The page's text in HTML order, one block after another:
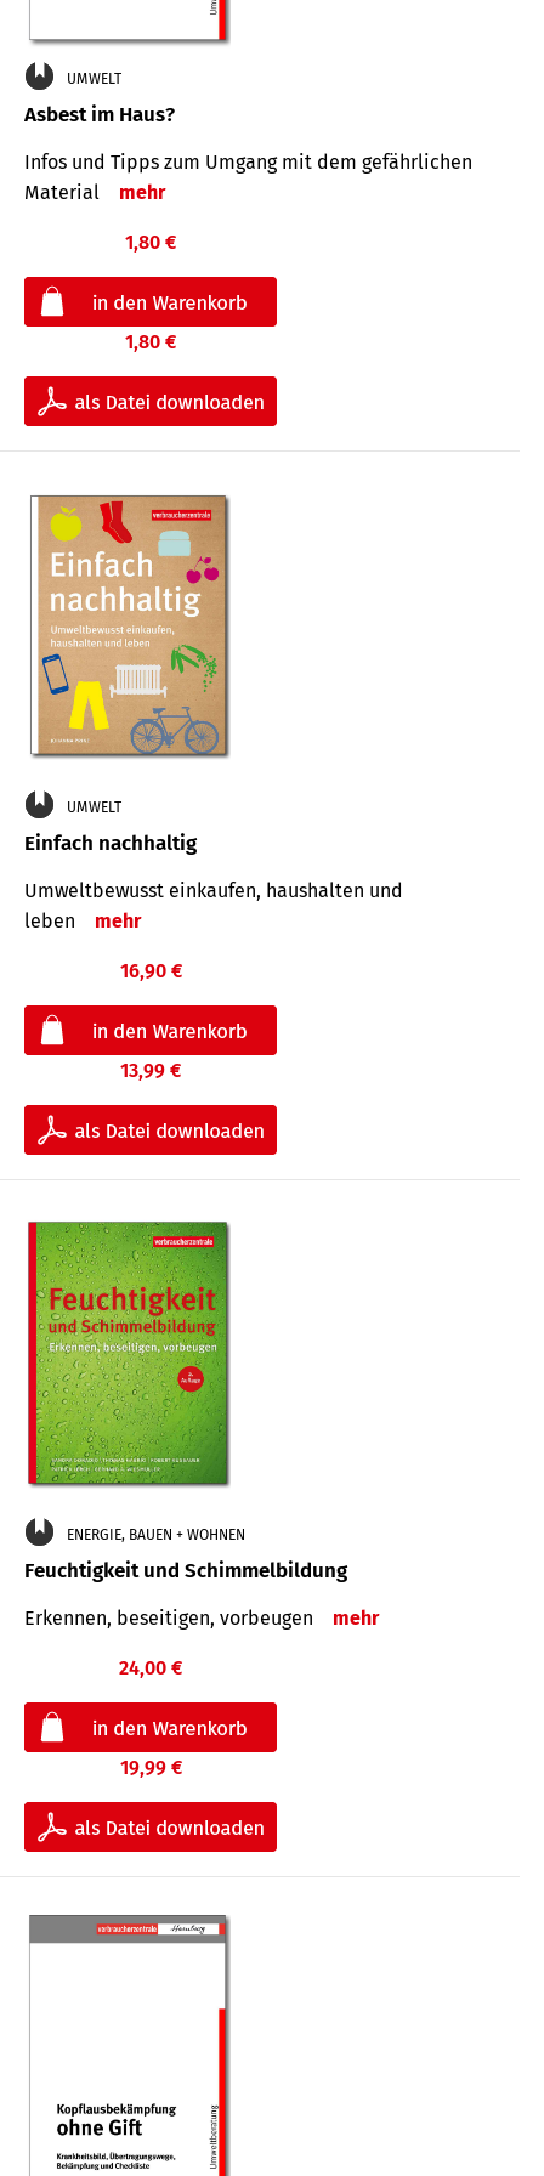
UMWELT
Asbest im Haus?
Infos und Tipps zum Um­gang mit dem ge­fähr­lichen
Mate­rial
mehr
1,80 €
1,80 €
UMWELT
Einfach nachhaltig
Umweltbewusst einkaufen, haushalten und
leben
mehr
16,90 €
13,99 €
ENERGIE, BAUEN + WOHNEN
Feuchtigkeit und Schimmelbildung
Erkennen, beseitigen, vorbeugen mehr
24,00 €
19,99 €